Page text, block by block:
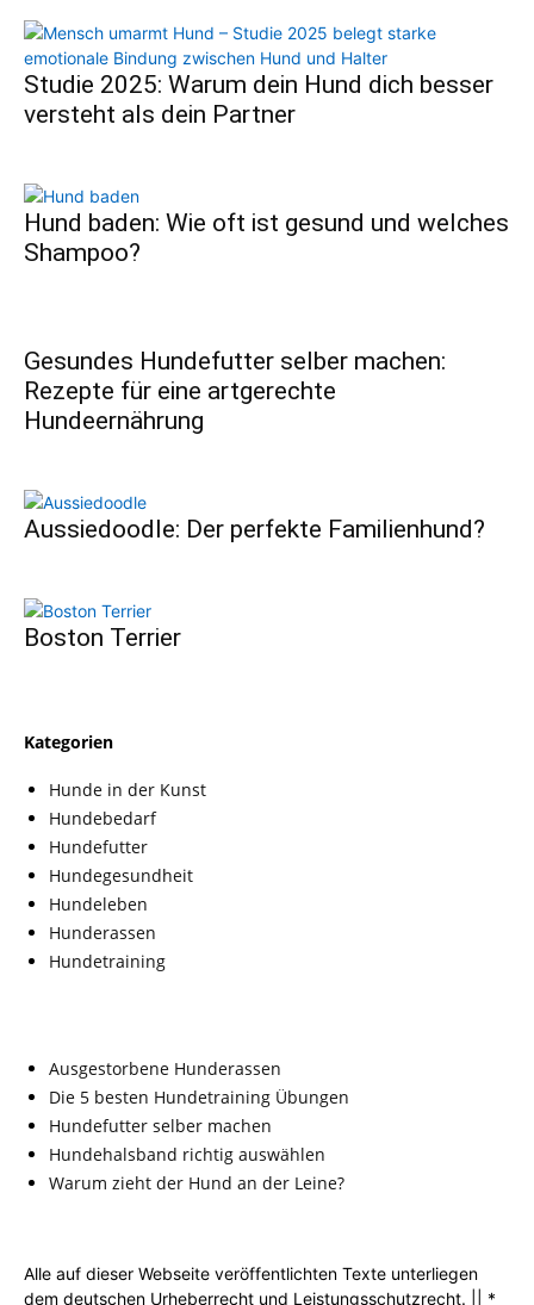
Studie 2025: Warum dein Hund dich besser
versteht als dein Partner
Hund baden: Wie oft ist gesund und welches
Shampoo?
Gesundes Hundefutter selber machen:
Rezepte für eine artgerechte
Hundeernährung
Aussiedoodle: Der perfekte Familienhund?
Boston Terrier
Kategorien
Hunde in der Kunst
Hundebedarf
Hundefutter
Hundegesundheit
Hundeleben
Hunderassen
Hundetraining
Ausgestorbene Hunderassen
Die 5 besten Hundetraining Übungen
Hundefutter selber machen
Hundehalsband richtig auswählen
Warum zieht der Hund an der Leine?
Alle auf dieser Webseite veröffentlichten Texte unterliegen
dem deutschen Urheberrecht und Leistungsschutzrecht. || *